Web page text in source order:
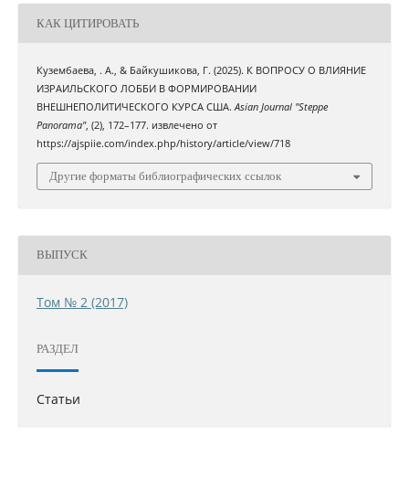
КАК ЦИТИРОВАТЬ
Кузембаева, . А., & Байкушикова, Г. (2025). К ВОПРОСУ О ВЛИЯНИЕ
ИЗРАИЛЬСКОГО ЛОББИ В ФОРМИРОВАНИИ
ВНЕШНЕПОЛИТИЧЕСКОГО КУРСА США.Asian Journal "Steppe
Panorama", (2), 172–177. извлечено от
https://ajspiie.com/index.php/history/article/view/718
Другие форматы библиографических ссылок
ВЫПУСК
Том № 2 (2017)
РАЗДЕЛ
Статьи